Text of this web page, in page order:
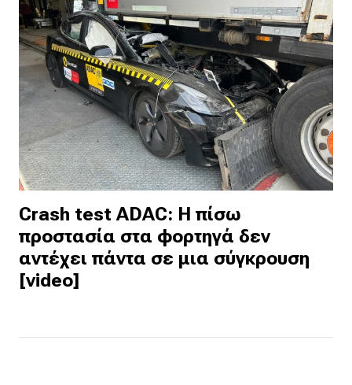
Crash test ADAC: Η πίσω
προστασία στα φορτηγά δεν
αντέχει πάντα σε μια σύγκρουση
[video]